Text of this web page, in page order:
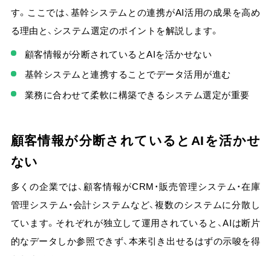
す。ここでは、基幹システムとの連携がAI活用の成果を高め
る理由と、システム選定のポイントを解説します。
顧客情報が分断されているとAIを活かせない
基幹システムと連携することでデータ活用が進む
業務に合わせて柔軟に構築できるシステム選定が重要
顧客情報が分断されているとAIを活かせ
ない
多くの企業では、顧客情報がCRM・販売管理システム・在庫
管理システム・会計システムなど、複数のシステムに分散し
ています。それぞれが独立して運用されていると、AIは断片
的なデータしか参照できず、本来引き出せるはずの示唆を得